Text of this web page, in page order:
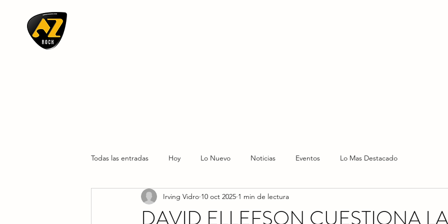
Todas las entradas Hoy Lo Nuevo Noticias Eventos Lo Mas Destacado
DAVID ELLEFSON CUESTIONA
Irving Vidro 10 oct 2025 1 min de lectura